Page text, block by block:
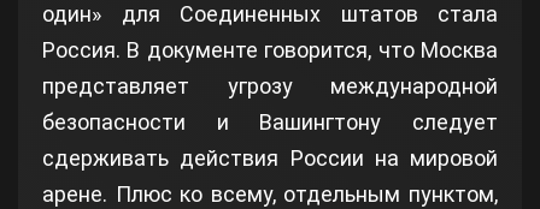
один» для Соединенных штатов стала
Россия. В документе говорится, что Москва
представляет угрозу международной
безопасности и Вашингтону следует
сдерживать действия России на мировой
арене. Плюс ко всему, отдельным пунктом,